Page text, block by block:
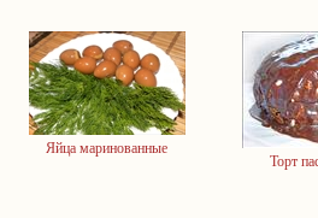
Яйца маринованные
Торт